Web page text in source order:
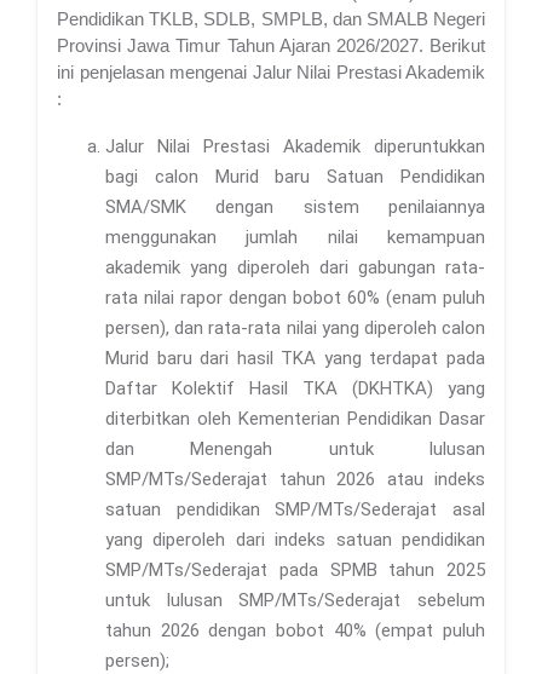
Pendidikan TKLB, SDLB, SMPLB, dan SMALB Negeri
Provinsi Jawa Timur Tahun Ajaran 2026/2027. Berikut
ini penjelasan mengenai Jalur Nilai Prestasi Akademik
:
Jalur Nilai Prestasi Akademik diperuntukkan
bagi calon Murid baru Satuan Pendidikan
SMA/SMK dengan sistem penilaiannya
menggunakan jumlah nilai kemampuan
akademik yang diperoleh dari gabungan rata-
rata nilai rapor dengan bobot 60% (enam puluh
persen), dan rata-rata nilai yang diperoleh calon
Murid baru dari hasil TKA yang terdapat pada
Daftar Kolektif Hasil TKA (DKHTKA) yang
diterbitkan oleh Kementerian Pendidikan Dasar
dan Menengah untuk lulusan
SMP/MTs/Sederajat tahun 2026 atau indeks
satuan pendidikan SMP/MTs/Sederajat asal
yang diperoleh dari indeks satuan pendidikan
SMP/MTs/Sederajat pada SPMB tahun 2025
untuk lulusan SMP/MTs/Sederajat sebelum
tahun 2026 dengan bobot 40% (empat puluh
persen);